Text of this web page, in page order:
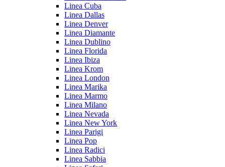
Linea Cuba
Linea Dallas
Linea Denver
Linea Diamante
Linea Dublino
Linea Florida
Linea Ibiza
Linea Krom
Linea London
Linea Marika
Linea Marmo
Linea Milano
Linea Nevada
Linea New York
Linea Parigi
Linea Pop
Linea Radici
Linea Sabbia